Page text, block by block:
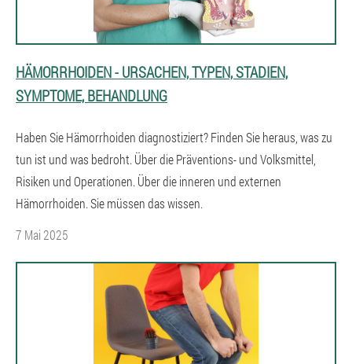
HÄMORRHOIDEN - URSACHEN, TYPEN, STADIEN,
SYMPTOME, BEHANDLUNG
Haben Sie Hämorrhoiden diagnostiziert? Finden Sie heraus, was zu
tun ist und was bedroht. Über die Präventions- und Volksmittel,
Risiken und Operationen. Über die inneren und externen
Hämorrhoiden. Sie müssen das wissen.
7 Mai 2025